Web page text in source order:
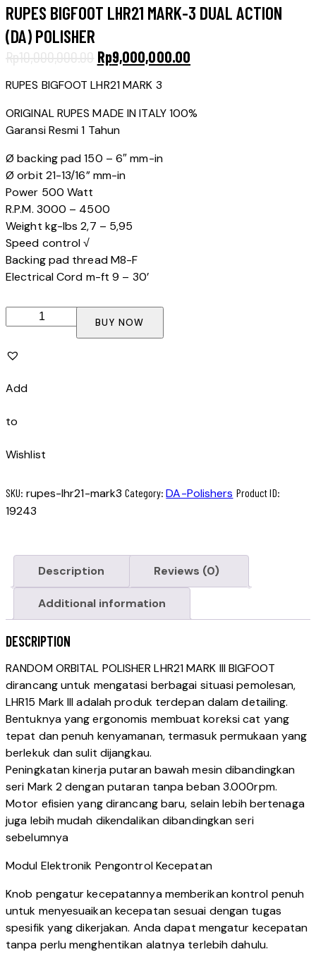
RUPES BIGFOOT LHR21 MARK-3 DUAL ACTION
(DA) POLISHER
Rp10,000,000.00 Original
was:
Rp10,000,000.00.
Rp9,000,000.00
Rp9,000,000.00.
RUPES BIGFOOT LHR21 MARK 3
ORIGINAL RUPES MADE IN ITALY 100%
Garansi Resmi 1 Tahun
Ø backing pad 150 – 6″ mm-in
Ø orbit 21-13/16” mm-in
Power 500 Watt
R.P.M. 3000 – 4500
Weight kg-lbs 2,7 – 5,95
Speed control √
Backing pad thread M8-F
Electrical Cord m-ft 9 – 30’
BIGFOOT
LHR21
MARK-
3
ACTION
POLISHER
BUY NOW
Add
to
Wishlist
SKU: rupes-lhr21-mark3 Category:DA-Polishers Product ID:
19243
Description Reviews (0)
Additional information
DESCRIPTION
RANDOM ORBITAL POLISHER LHR21 MARK III BIGFOOT
dirancang untuk mengatasi berbagai situasi pemolesan,
LHR15 Mark III adalah produk terdepan dalam detailing.
Bentuknya yang ergonomis membuat koreksi cat yang
tepat dan penuh kenyamanan, termasuk permukaan yang
berlekuk dan sulit dijangkau.
Peningkatan kinerja putaran bawah mesin dibandingkan
seri Mark 2 dengan putaran tanpa beban 3.000rpm.
Motor efisien yang dirancang baru, selain lebih bertenaga
juga lebih mudah dikendalikan dibandingkan seri
sebelumnya
Modul Elektronik Pengontrol Kecepatan
Knob pengatur kecepatannya memberikan kontrol penuh
untuk menyesuaikan kecepatan sesuai dengan tugas
spesifik yang dikerjakan. Anda dapat mengatur kecepatan
tanpa perlu menghentikan alatnya terlebih dahulu.